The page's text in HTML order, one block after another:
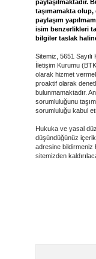
paylaşılmaktadır.
taşımamakta
paylaşım
isim benzerlikleri
bilgiler taslak
Sitemiz, 5651
İletişim Kurumu
olarak hizmet
proaktif olarak
bulunmamaktadır.
sorumluluğunu
sorumluluğu kabul
Hukuka ve yasal
düşündüğünüz
adresine bildirmeniz
sitemizden